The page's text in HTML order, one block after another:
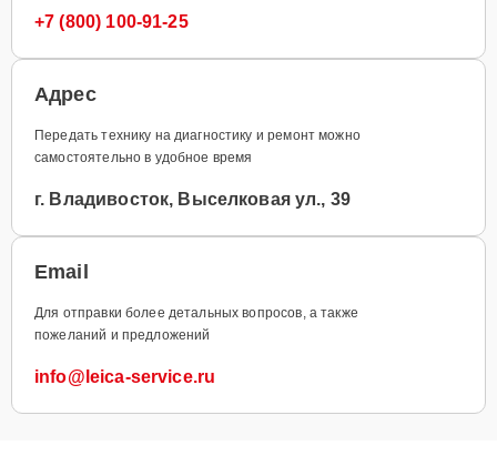
+7 (800) 100-91-25
Адрес
Передать технику на диагностику и ремонт можно
самостоятельно в удобное время
г. Владивосток, Выселковая ул., 39
Email
Для отправки более детальных вопросов, а также
пожеланий и предложений
info@leica-service.ru